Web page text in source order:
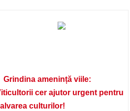
Grindina amenință viile:
cer ajutor urgent pentru
culturilor!